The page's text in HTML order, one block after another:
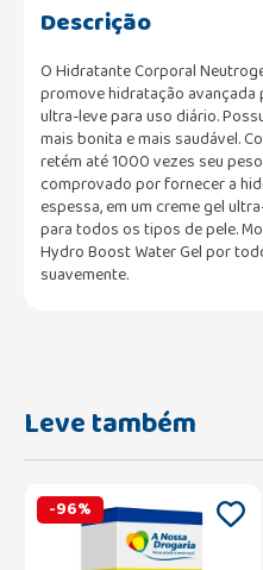
Descrição
O Hidratante Corporal
promove hidratação avançada
ultra-leve para uso diário.
mais bonita e mais saudável.
retém até 1000 vezes seu
comprovado por fornecer a
espessa, em um creme gel
para todos os tipos de pele.
Hydro Boost Water Gel por
suavemente.
Leve também
-96%